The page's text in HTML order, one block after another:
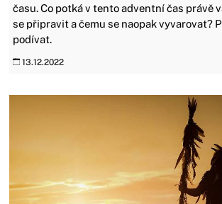
času. Co potká v tento adventní čas právě
se připravit a čemu se naopak vyvarovat?
podívat.
13.12.2022